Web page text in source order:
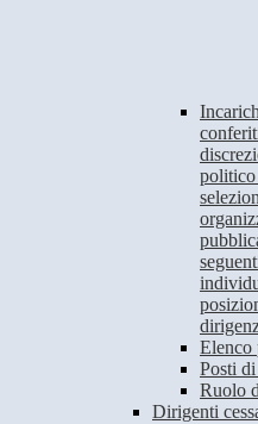
politico
Elenco
Posti
Ruolo
Dirigenti